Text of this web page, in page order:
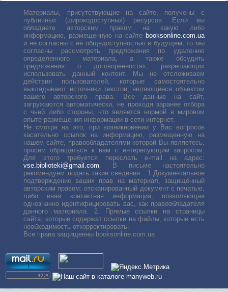
Материалы, присутствующие на сайте, получены с
публичных (широкодоступных) ресурсов. Если вы
обладаете авторским правом на какую либо
информацию, размещенную на сайте booksonline.com.ua
и не согласны с её общедоступностью в будущем, то мы
согласны рассмотреть предложения по удалению
определенного материала, а также обсудить
предложения о договоренностях, разрешающих
использовать данный контент. Мы не отслеживаем
действия пользователей, которые самостоятельно
выкладывают источники текстов, являющиеся объектом
вашего авторского права. Все данные на сайт,
загружаются автоматически, не проходя заранее отбора
с чьей либо стороны, что является нормой в мировом
опыте размещения информации в сети интернет.
Не смотря на это, при возникновении у Вас вопросов
касательно ссылок на информацию, размещенную на
нашем сайте, правообладателями которой Вы являетесь,
просим обращаться к нам с интересующим запросом.
Для этого требуется переслать е-mail на адрес:
vse.biblioteki@gmail.com . В письме настоятельно
рекомендуем подать такие сведения : 1.Документальное
подтверждение ваших прав на материал, защищённый
авторским правом: отсканированный документ с печатью,
либо иная контактная информация, позволяющая
однозначно идентифицировать вас, как правообладателя
данного материала. 2. Прямые ссылки на страницы
сайта, которые содержат ссылки на файлы, которые есть
необходимость откорректировать.
Все права защищенны booksonline.com.ua